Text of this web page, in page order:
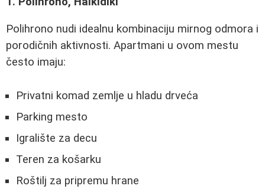
Polihrono nudi idealnu kombinaciju mirnog odmora i
porodičnih aktivnosti. Apartmani u ovom mestu
često imaju:
Privatni komad zemlje u hladu drveća
Parking mesto
Igralište za decu
Teren za košarku
Roštilj za pripremu hrane